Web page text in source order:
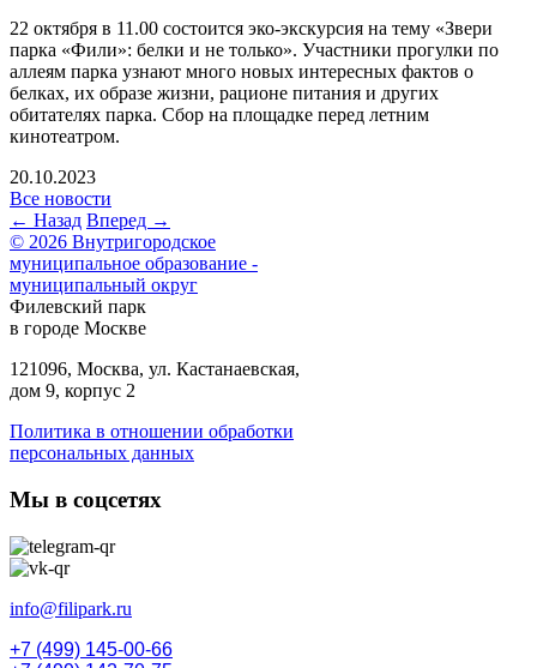
22 октября в 11.00 состоится эко-экскурсия на тему «Звери
парка «Фили»: белки и не только». Участники прогулки по
аллеям парка узнают много новых интересных фактов о
белках, их образе жизни, рационе питания и других
обитателях парка. Сбор на площадке перед летним
кинотеатром.
20.10.2023
Все новости
← Назад Вперед →
© 2026 Внутригородское
муниципальное образование -
муниципальный округ
Филевский парк
в городе Москве
121096, Москва, ул. Кастанаевская,
дом 9, корпус 2
Политика в отношении обработки
персональных данных
Мы в соцсетях
info@filipark.ru
+7 (499) 145-00-66